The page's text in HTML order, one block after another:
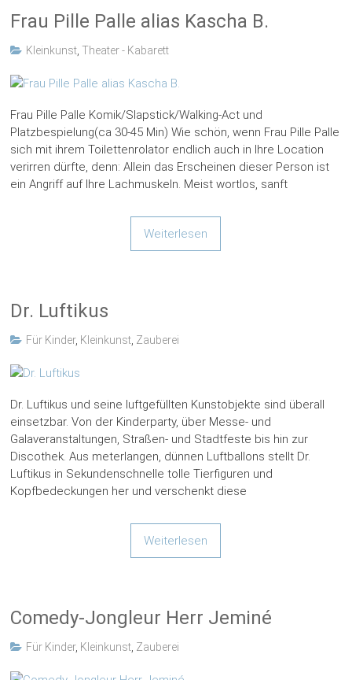
Frau Pille Palle alias Kascha B.
Kleinkunst ,Theater - Kabarett
Frau Pille Palle Komik/Slapstick/Walking-Act und
Platzbespielung(ca 30-45 Min) Wie schön, wenn Frau Pille Palle
sich mit ihrem Toilettenrolator endlich auch in Ihre Location
verirren dürfte, denn: Allein das Erscheinen dieser Person ist
ein Angriff auf Ihre Lachmuskeln. Meist wortlos, sanft
Weiterlesen
Dr. Luftikus
Für Kinder, Kleinkunst Zauberei
Dr. Luftikus und seine luftgefüllten Kunstobjekte sind überall
einsetzbar. Von der Kinderparty, über Messe- und
Galaveranstaltungen, Straßen- und Stadtfeste bis hin zur
Discothek. Aus meterlangen, dünnen Luftballons stellt Dr.
Luftikus in Sekundenschnelle tolle Tierfiguren und
Kopfbedeckungen her und verschenkt diese
Weiterlesen
Comedy-Jongleur Herr Jeminé
Für Kinder, Kleinkunst Zauberei